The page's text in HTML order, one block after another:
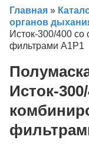
Главная »
органов
Исток-300/400
фильтрами А1Р1
Исток-